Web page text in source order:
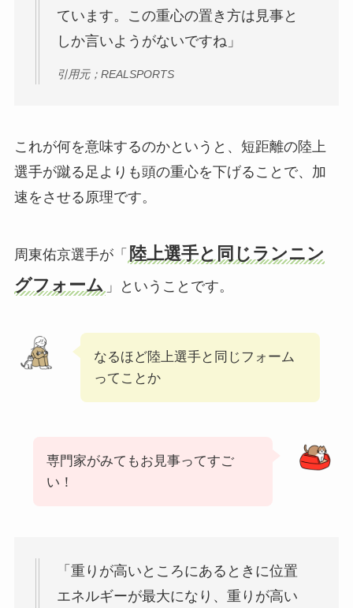
ています。
この重心の置き方は見事と
しか言いようがないですね」
引用元；REALSPORTS
これが何を意味するのかというと、短距離の陸上
選手が蹴る足よりも頭の重心を下げることで、加
速をさせる原理です。
周東佑京選手が「 陸上選手と同じランニン
グフォーム 」ということです。
なるほど陸上選手と同じフォーム
ってことか
専門家がみてもお見事ってすご
い！
「 重りが高いところにあるときに位置
エネルギーが最大になり、重りが高い